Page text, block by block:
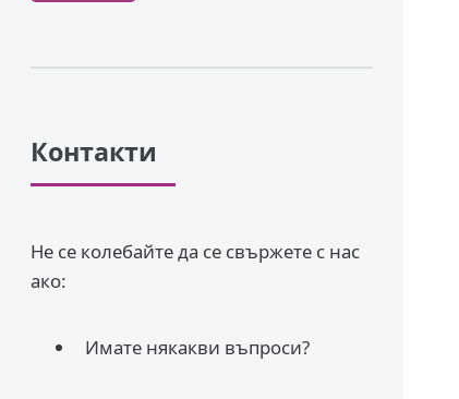
Контакти
Не се колебайте да се свържете с нас
ако:
Имате някакви въпроси?